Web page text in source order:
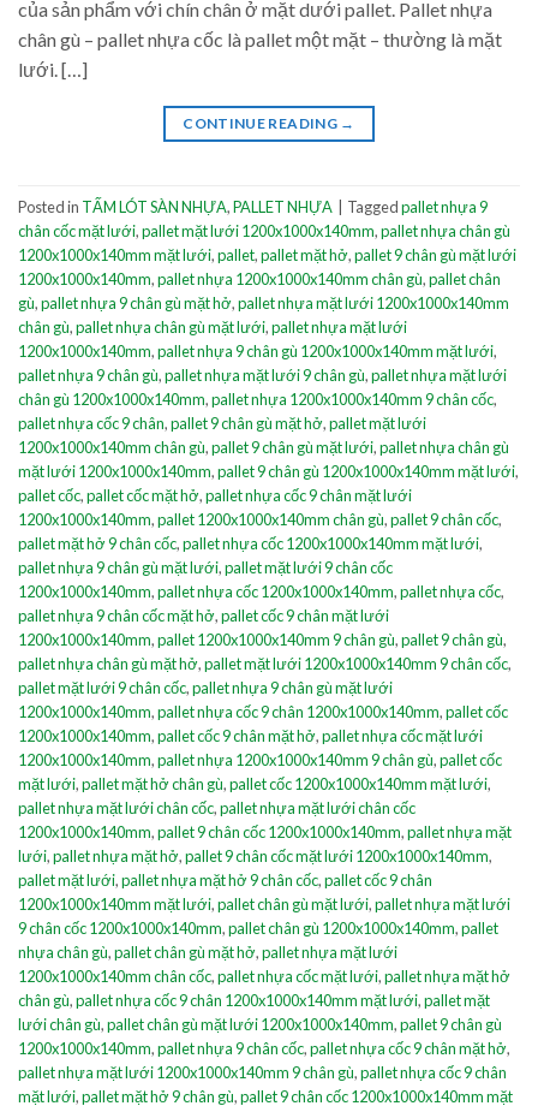
của sản phẩm với chín chân ở mặt dưới pallet. Pallet nhựa
chân gù – pallet nhựa cốc là pallet một mặt – thường là mặt
lưới. […]
CONTINUE READING →
Posted in TẤM LÓT SÀN NHỰA,PALLET NHỰA Taggedpallet nhựa 9
chân cốc mặt lưới,pallet mặt lưới 1200x1000x140mm,pallet nhựa chân gù
1200x1000x140mm mặt lưới,pallet,pallet mặt hở,pallet 9 chân gù mặt lưới
1200x1000x140mm,pallet nhựa 1200x1000x140mm chân gù,pallet chân
gù,pallet nhựa 9 chân gù mặt hở,pallet nhựa mặt lưới 1200x1000x140mm
chân gù,pallet nhựa chân gù mặt lưới,pallet nhựa mặt lưới
1200x1000x140mm,pallet nhựa 9 chân gù 1200x1000x140mm mặt lưới,
pallet nhựa 9 chân gù,pallet nhựa mặt lưới 9 chân gù,pallet nhựa mặt lưới
chân gù 1200x1000x140mm,pallet nhựa 1200x1000x140mm 9 chân cốc,
pallet nhựa cốc 9 chân,pallet 9 chân gù mặt hở,pallet mặt lưới
1200x1000x140mm chân gù,pallet 9 chân gù mặt lưới,pallet nhựa chân gù
mặt lưới 1200x1000x140mm,pallet 9 chân gù 1200x1000x140mm mặt lưới,
pallet cốc,pallet cốc mặt hở,pallet nhựa cốc 9 chân mặt lưới
1200x1000x140mm,pallet 1200x1000x140mm chân gù,pallet 9 chân cốc,
pallet mặt hở 9 chân cốc,pallet nhựa cốc 1200x1000x140mm mặt lưới,
pallet nhựa 9 chân gù mặt lưới,pallet mặt lưới 9 chân cốc
1200x1000x140mm,pallet nhựa cốc 1200x1000x140mm,pallet nhựa cốc,
pallet nhựa 9 chân cốc mặt hở,pallet cốc 9 chân mặt lưới
1200x1000x140mm,pallet 1200x1000x140mm 9 chân gù,pallet 9 chân gù,
pallet nhựa chân gù mặt hở,pallet mặt lưới 1200x1000x140mm 9 chân cốc,
pallet mặt lưới 9 chân cốc,pallet nhựa 9 chân gù mặt lưới
1200x1000x140mm,pallet nhựa cốc 9 chân 1200x1000x140mm,pallet cốc
1200x1000x140mm,pallet cốc 9 chân mặt hở,pallet nhựa cốc mặt lưới
1200x1000x140mm,pallet nhựa 1200x1000x140mm 9 chân gù,pallet cốc
mặt lưới,pallet mặt hở chân gù,pallet cốc 1200x1000x140mm mặt lưới,
pallet nhựa mặt lưới chân cốc,pallet nhựa mặt lưới chân cốc
1200x1000x140mm,pallet 9 chân cốc 1200x1000x140mm,pallet nhựa mặt
lưới,pallet nhựa mặt hở,pallet 9 chân cốc mặt lưới 1200x1000x140mm,
pallet mặt lưới,pallet nhựa mặt hở 9 chân cốc,pallet cốc 9 chân
1200x1000x140mm mặt lưới,pallet chân gù mặt lưới,pallet nhựa mặt lưới
9 chân cốc 1200x1000x140mm,pallet chân gù 1200x1000x140mm,pallet
nhựa chân gù,pallet chân gù mặt hở,pallet nhựa mặt lưới
1200x1000x140mm chân cốc,pallet nhựa cốc mặt lưới,pallet nhựa mặt hở
chân gù,pallet nhựa cốc 9 chân 1200x1000x140mm mặt lưới,pallet mặt
lưới chân gù,pallet chân gù mặt lưới 1200x1000x140mm,pallet 9 chân gù
1200x1000x140mm,pallet nhựa 9 chân cốc,pallet nhựa cốc 9 chân mặt hở,
pallet nhựa mặt lưới 1200x1000x140mm 9 chân gù,pallet nhựa cốc 9 chân
mặt lưới,pallet mặt hở 9 chân gù,pallet 9 chân cốc 1200x1000x140mm mặt